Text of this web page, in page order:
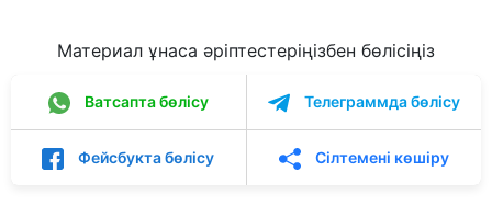
Материал ұнаса әріптестеріңізбен бөлісіңіз
Ватсапта бөлісу Телеграммда бөлісу
Фейсбукта бөлісу Сілтемені көшіру